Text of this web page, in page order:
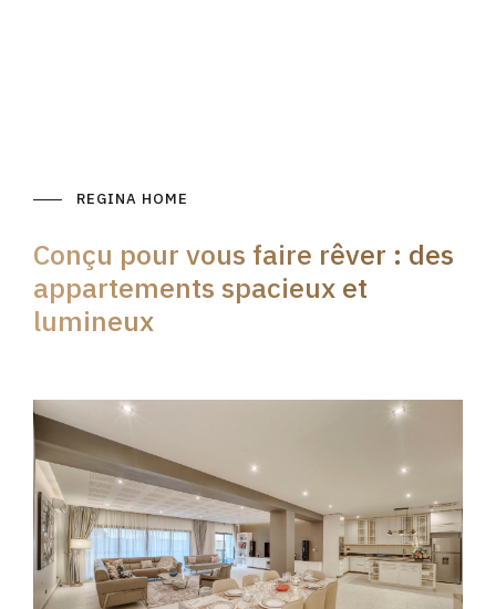
REGINA HOME
Conçu pour vous faire rêver : des
appartements spacieux et
lumineux